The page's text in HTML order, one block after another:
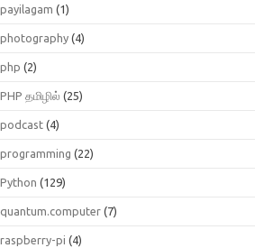
payilagam (1)
photography (4)
php (2)
PHP தமிழில் (25)
podcast (4)
programming (22)
Python (129)
quantum.computer (7)
raspberry-pi (4)